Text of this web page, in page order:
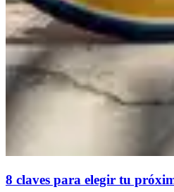
8 claves para elegir tu